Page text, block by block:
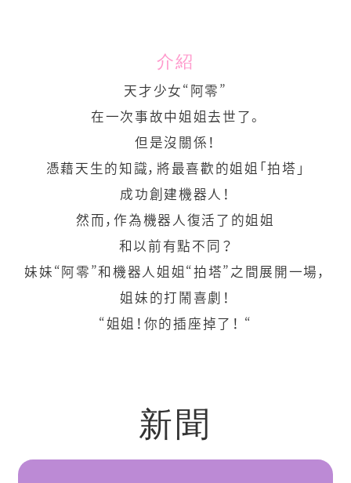
介紹
天才少女“阿零”
在一次事故中姐姐去世了。
但是沒關係！
憑藉天生的知識，將最喜歡的姐姐「拍塔」
成功創建機器人！
然而，作為機器人復活了的姐姐
和以前有點不同？
妹妹“阿零”和機器人姐姐“拍塔”之間展開一場，
姐妹的打鬧喜劇！
“姐姐！你的插座掉了！ “
新聞